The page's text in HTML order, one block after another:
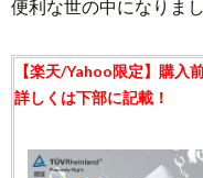
便利な世の中になりま